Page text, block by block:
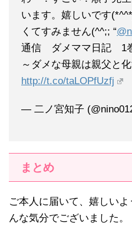
います。嬉しいです
くてすみません(^^;; “
通信 ダメママ日記 1
～ダメな母親は親父と
http://t.co/taLOPfUzfj
— 二ノ宮知子
まとめ
ご本人に届いて、嬉しい
んな気分でございました。